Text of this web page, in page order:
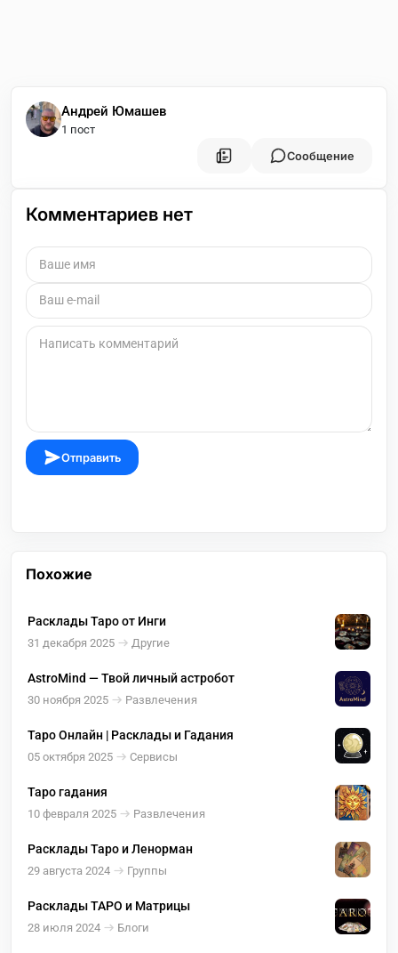
Андрей Юмашев
1 пост
Сообщение
Комментариев нет
Отправить
Похожие
Расклады Таро от Инги
31 декабря 2025 Другие
AstroMind — Твой личный астробот
30 ноября 2025 Развлечения
Таро Онлайн | Расклады и Гадания
05 октября 2025 Сервисы
Таро гадания
10 февраля 2025 Развлечения
Расклады Таро и Ленорман
29 августа 2024 Группы
Расклады ТАРО и Матрицы
28 июля 2024 Блоги